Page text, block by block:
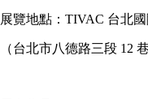
展覽地點：TIVAC 台北
（台北市八德路三段 12